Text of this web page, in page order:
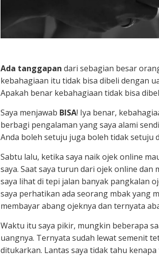
Ada tanggapan dari sebagian besar
kebahagiaan itu tidak bisa dibeli dengan
Apakah benar kebahagiaan tidak bisa
Saya menjawab BISA! Iya benar,
berbagi pengalaman yang saya alami
Anda boleh setuju juga boleh tidak setuju
Sabtu lalu, ketika saya naik ojek online
saya. Saat saya turun dari ojek online dan
saya lihat di tepi jalan banyak pangkalan
saya perhatikan ada seorang mbak yang
membayar abang ojeknya dan ternyata
Waktu itu saya pikir, mungkin beberapa
uangnya. Ternyata sudah lewat semenit
ditukarkan. Lantas saya tidak tahu